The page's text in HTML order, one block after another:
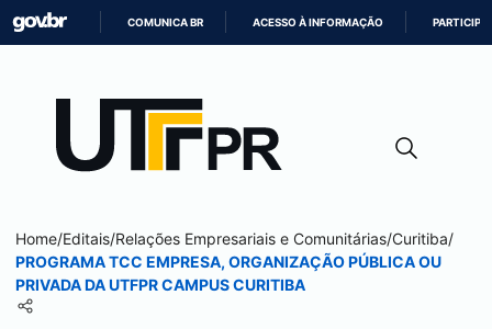
CONTEÚDO
COMUNICA BR ACESSO À INFORMAÇÃO PARTICIPE
Home/Editais/Relações Empresariais e Comunitárias/Curitiba/
PROGRAMA TCC EMPRESA, ORGANIZAÇÃO PÚBLICA OU
PRIVADA DA UTFPR CAMPUSCURITIBA